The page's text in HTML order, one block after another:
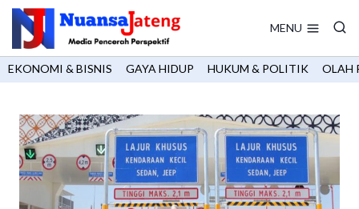
Skip
content
MENU
EKONOMI & BISNIS GAYA HIDUP HUKUM & POLITIK OLAH